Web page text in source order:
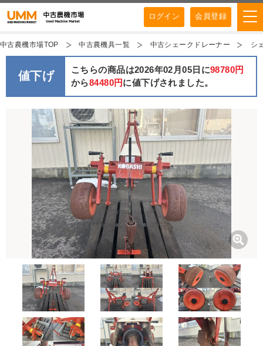
ログイン 会員登録
中古農機市場TOP 中古農機具一覧 中古シェークドレーナー シ
値下げ こちらの商品は2026年02月05日に98780円
から84480円に値下げされました。